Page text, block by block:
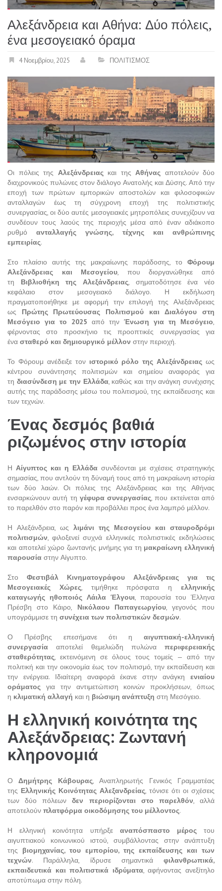
Αλεξάνδρεια και Αθήνα: Δύο πόλεις,
ένα μεσογειακό όραμα
4 Νοεμβρίου, 2025 ΠΟΛΙΤΙΣΜΟΣ
Οι πόλεις της Αλεξάνδρειαςκαι της Αθήνας αποτελούν δύο
διαχρονικούς πυλώνες στον διάλογο Ανατολής και Δύσης. Από την
εποχή των πρώτων εμπορικών αποστολών και φιλοσοφικών
ανταλλαγών έως τη σύγχρονη εποχή της πολιτιστικής
συνεργασίας, οι δύο αυτές μεσογειακές μητροπόλεις συνεχίζουν να
συνδέουν τους λαούς της περιοχής μέσα από έναν αδιάκοπο
ρυθμόανταλλαγής γνώσης, τέχνης και ανθρώπινης
εμπειρίας.
Στο πλαίσιο αυτής της μακραίωνης παράδοσης, το Φόρουμ
Αλεξάνδρειας και Μεσογείου, που διοργανώθηκε από
τη Βιβλιοθήκη της Αλεξάνδρειας, σηματοδότησε ένα νέο
κεφάλαιο στον μεσογειακό διάλογο. Η εκδήλωση
πραγματοποιήθηκε με αφορμή την επιλογή της Αλεξάνδρειας
ως Πρώτης Πρωτεύουσας Πολιτισμού και Διαλόγου στη
Μεσόγειο για το 2025 από την Ένωση για τη Μεσόγειο,
φέρνοντας στο προσκήνιο τις προοπτικές συνεργασίας για
ένα σταθερό και δημιουργικό μέλλον στην περιοχή.
Το Φόρουμ ανέδειξε τον ιστορικό ρόλο της Αλεξάνδρειας ως
κέντρου συνάντησης πολιτισμών και σημείου αναφοράς για
τη διασύνδεση με την Ελλάδα, καθώς και την ανάγκη συνέχισης
αυτής της παράδοσης μέσω του πολιτισμού, της εκπαίδευσης και
των τεχνών.
Ένας δεσμός βαθιά
ριζωμένος στην ιστορία
Η Αίγυπτος και η Ελλάδα συνδέονται με σχέσεις στρατηγικής
σημασίας, που αντλούν τη δύναμή τους από τη μακραίωνη ιστορία
των δύο λαών. Οι πόλεις της Αλεξάνδρειας και της Αθήνας
ενσαρκώνουν αυτή τη γέφυρα συνεργασίας, που εκτείνεται από
το παρελθόν στο παρόν και προβάλλει προς ένα λαμπρό μέλλον.
Η Αλεξάνδρεια, ως λιμάνι της Μεσογείου και σταυροδρόμι
πολιτισμών, φιλοξενεί συχνά ελληνικές πολιτιστικές εκδηλώσεις
και αποτελεί χώρο ζωντανής μνήμης για τη μακραίωνη ελληνική
παρουσία στην Αίγυπτο.
Στο Φεστιβάλ Κινηματογράφου Αλεξάνδρειας για τις
Μεσογειακές Χώρες, τιμήθηκε πρόσφατα ηελληνικής
καταγωγής ηθοποιός Λάιλα Έλγουι, παρουσία του Έλληνα
Πρέσβη στο Κάιρο, Νικόλαου Παπαγεωργίου, γεγονός που
υπογράμμισε τη συνέχεια των πολιτιστικών δεσμών.
Ο Πρέσβης επεσήμανε ότι η αιγυπτιακή-ελληνική
συνεργασία αποτελεί θεμελιώδη πυλώνα περιφερειακής
σταθερότητας, εκτεινόμενη σε όλους τους τομείς — από την
πολιτική και την οικονομία έως τον πολιτισμό, την εκπαίδευση και
την ενέργεια. Ιδιαίτερη αναφορά έκανε στην ανάγκη ενιαίου
οράματος για την αντιμετώπιση κοινών προκλήσεων, όπως
η κλιματική αλλαγή και η βιώσιμη ανάπτυξη στη Μεσόγειο.
Η ελληνική κοινότητα της
Αλεξάνδρειας: Ζωντανή
κληρονομιά
ΟΔημήτρης Κάβουρας, Αναπληρωτής Γενικός Γραμματέας
της Ελληνικής Κοινότητας Αλεξανδρείας, τόνισε ότι οι σχέσεις
των δύο πόλεωνδεν περιορίζονται στο παρελθόν, αλλά
αποτελούν πλατφόρμα οικοδόμησης του μέλλοντος.
Η ελληνική κοινότητα υπήρξε αναπόσπαστο μέροςτου
αιγυπτιακού κοινωνικού ιστού, συμβάλλοντας στην ανάπτυξη
της βιομηχανίας, του εμπορίου, της εκπαίδευσης και των
τεχνών. Παράλληλα, ίδρυσε σημαντικά φιλανθρωπικά,
εκπαιδευτικά και πολιτιστικά ιδρύματα, αφήνοντας ανεξίτηλο
αποτύπωμα στην πόλη.